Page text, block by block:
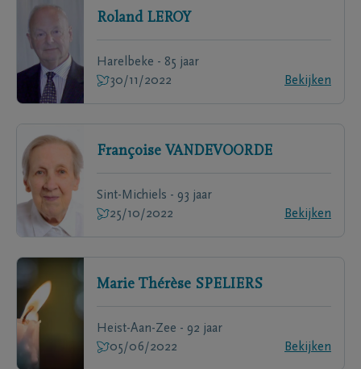
Roland LEROY
Harelbeke - 85 jaar
30/11/2022
Bekijken
Françoise VANDEVOORDE
Sint-Michiels - 93 jaar
25/10/2022
Bekijken
Marie Thérèse SPELIERS
Heist-Aan-Zee - 92 jaar
05/06/2022
Bekijken